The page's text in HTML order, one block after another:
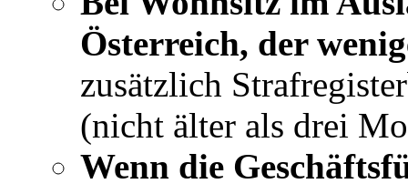
Österreich, der
zusätzlich
(nicht älter als drei
Wenn die